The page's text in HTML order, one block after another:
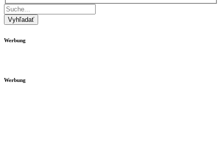
Vyhľadať
Werbung
Werbung